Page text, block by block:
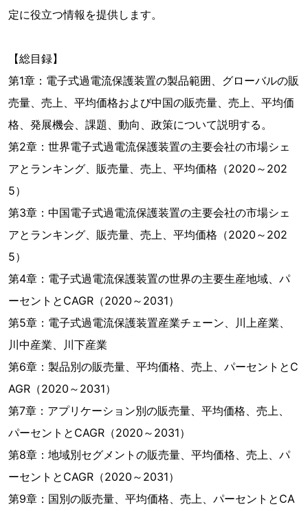
定に役立つ情報を提供します。
【総目録】
第1章：電子式過電流保護装置の製品範囲、グローバルの販
売量、売上、平均価格および中国の販売量、売上、平均価
格、発展機会、課題、動向、政策について説明する。
第2章：世界電子式過電流保護装置の主要会社の市場シェ
アとランキング、販売量、売上、平均価格（2020～202
5）
第3章：中国電子式過電流保護装置の主要会社の市場シェ
アとランキング、販売量、売上、平均価格（2020～202
5）
第4章：電子式過電流保護装置の世界の主要生産地域、パ
ーセントとCAGR（2020～2031）
第5章：電子式過電流保護装置産業チェーン、川上産業、
川中産業、川下産業
第6章：製品別の販売量、平均価格、売上、パーセントとC
AGR（2020～2031）
第7章：アプリケーション別の販売量、平均価格、売上、
パーセントとCAGR（2020～2031）
第8章：地域別セグメントの販売量、平均価格、売上、パ
ーセントとCAGR（2020～2031）
第9章：国別の販売量、平均価格、売上、パーセントとCA